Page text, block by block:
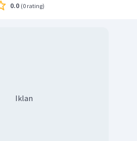
0.0 (0 rating)
Iklan